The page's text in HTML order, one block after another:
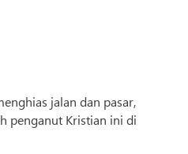
jalan dan pasar,
penganut Kristian ini di